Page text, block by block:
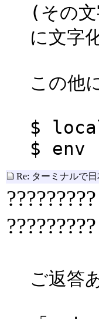
(その
に文字
この他
$
$ env
Re: ターミナルで
ご返答